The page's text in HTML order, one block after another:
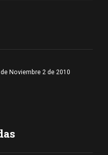
Noviembre 2 de 2010